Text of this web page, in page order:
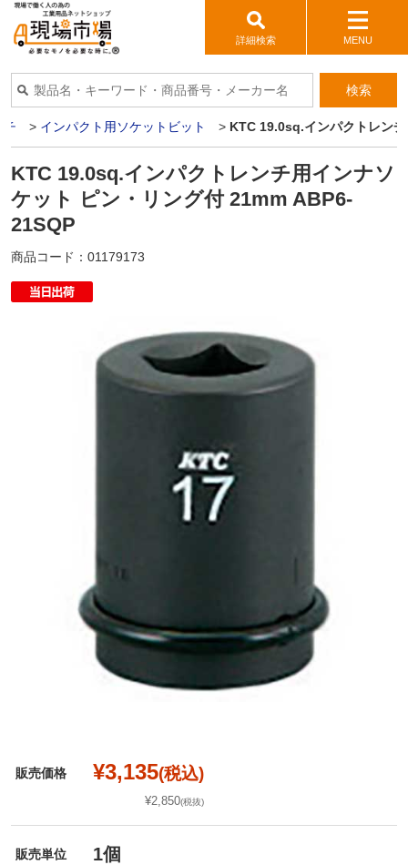
詳細検索 MENU
検索
チ > インパクト用ソケットビット > KTC 19.0sq.インパクトレン
KTC 19.0sq.インパクトレンチ用インナソ
ケット ピン・リング付 21mm ABP6-
21SQP
商品コード： 01179173
販売価格 ¥3,135(税込)
¥2,850(税抜)
販売単位 1個